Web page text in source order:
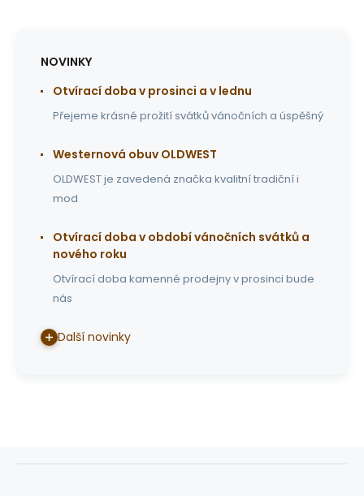
NOVINKY
Otvírací doba v prosinci a v lednu
Přejeme krásné prožití svátků vánočních a úspěšný
Westernová obuv OLDWEST
OLDWEST je zavedená značka kvalitní tradiční i
mod
Otvírací doba v období vánočních svátků a
nového roku
Otvírací doba kamenné prodejny v prosinci bude
nás
Další novinky